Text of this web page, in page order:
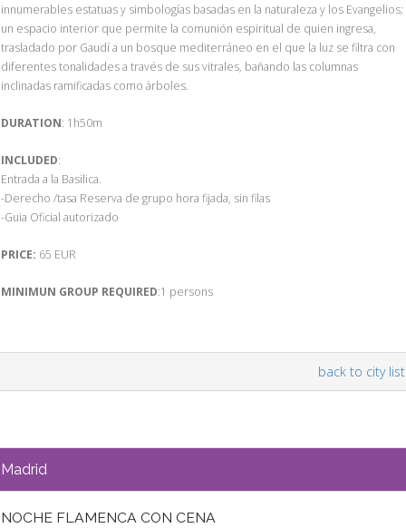
innumerables estatuas y simbologías basadas en la naturaleza y los Evangelios;
un espacio interior que permite la comunión espiritual de quien ingresa,
trasladado por Gaudí a un bosque mediterráneo en el que la luz se filtra con
diferentes tonalidades a través de sus vitrales, bañando las columnas
inclinadas ramificadas como árboles.
DURATION: 1h50m
INCLUDED:
Entrada a la Basilica.
-Derecho /tasa Reserva de grupo hora fijada, sin filas
-Guia Oficial autorizado
PRICE: 65 EUR
MINIMUN GROUP REQUIRED:1 persons
back to city list
Madrid
NOCHE FLAMENCA CON CENA